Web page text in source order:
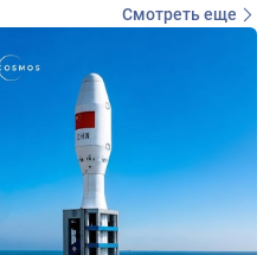
Смотреть еще